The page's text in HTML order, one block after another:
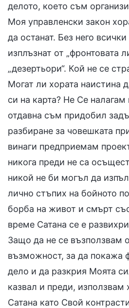
делото, което съм
Моя управленски закон
да останат. Без него
изплъзнат от „фронтовата
„дезертьори“. Кой не се
Могат ли хората наистина
си на карта? Не Се
отдавна съм придобил
разбиране за човешката
винаги предприемам
никога преди не са
никой не би могъл да
лично стъпих на бойното
борба на живот и смърт
време Сатана се е
Защо да не се възползвам
възможност, за да покажа
дело и да разкрия Моята
казвал и преди, използвам
Сатана като Свой